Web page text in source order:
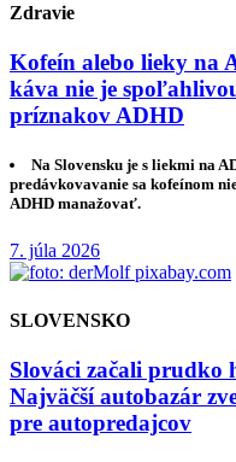
Zdravie
Kofeín alebo lieky na
káva nie je
príznakov ADHD
Na Slovensku je s liekmi na
predávkovavanie sa kofeínom
ADHD manažovať.
7. júla 2026
SLOVENSKO
Slováci začali
Najväčší autobazár
pre autopredajcov